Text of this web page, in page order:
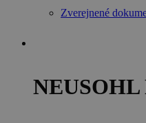
Zverejnené
NEUSOHL